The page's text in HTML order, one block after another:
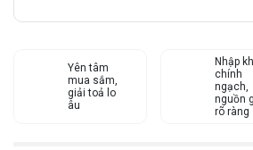
Yên tâm
mua sắm,
giải toả lo
âu
Nhập
chính
ngạch,
nguồn
rõ ràng